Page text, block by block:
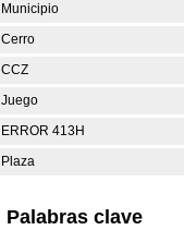
Municipio
Cerro
CCZ
Juego
ERROR 413H
Plaza
Palabras clave